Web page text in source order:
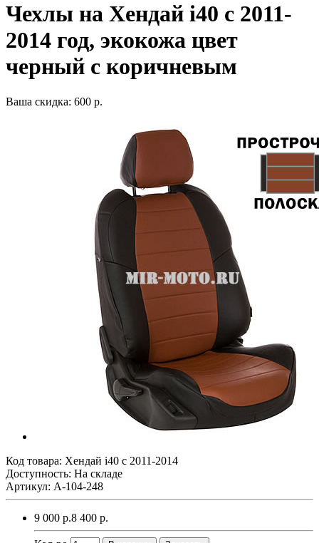
Чехлы на Хендай i40 с 2011-
2014 год, экокожа цвет
черный с коричневым
Ваша скидка: 600 р.
Код товара: Хендай i40 с 2011-2014
Доступность: На складе
Артикул: A-104-248
9 000 р.8 400 р.